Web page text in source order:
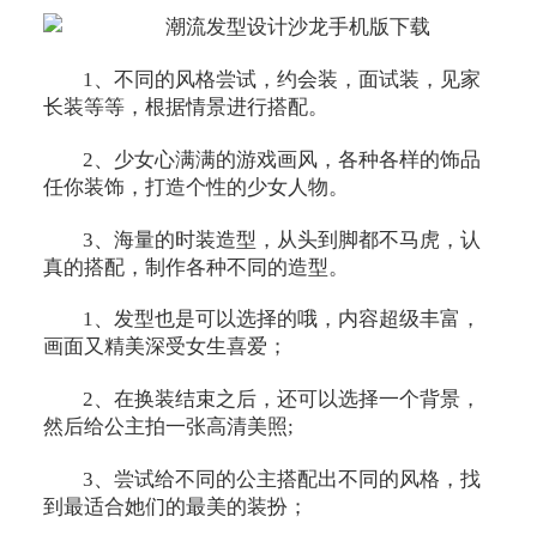
1、不同的风格尝试，约会装，面试装，见家
长装等等，根据情景进行搭配。
2、少女心满满的游戏画风，各种各样的饰品
任你装饰，打造个性的少女人物。
3、海量的时装造型，从头到脚都不马虎，认
真的搭配，制作各种不同的造型。
1、发型也是可以选择的哦，内容超级丰富，
画面又精美深受女生喜爱；
2、在换装结束之后，还可以选择一个背景，
然后给公主拍一张高清美照;
3、尝试给不同的公主搭配出不同的风格，找
到最适合她们的最美的装扮；